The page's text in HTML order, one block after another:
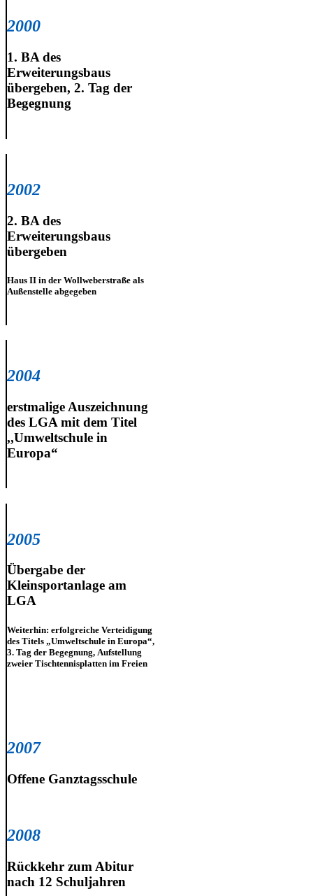
2000
1. BA des
Erweiterungsbaus
übergeben, 2. Tag der
Begegnung
2002
2. BA des
Erweiterungsbaus
übergeben
Haus II in der Wollweberstraße als
Außenstelle abgegeben
2004
erstmalige Auszeichnung
des LGA mit dem Titel
,,Umweltschule in
Europa“
2005
Übergabe der
Kleinsportanlage am
LGA
Weiterhin: erfolgreiche Verteidigung
des Titels „Umweltschule in Europa“,
3. Tag der Begegnung, Aufstellung
zweier Tischtennisplatten im Freien
2007
Offene Ganztagsschule
2008
Rückkehr zum Abitur
nach 12 Schuljahren